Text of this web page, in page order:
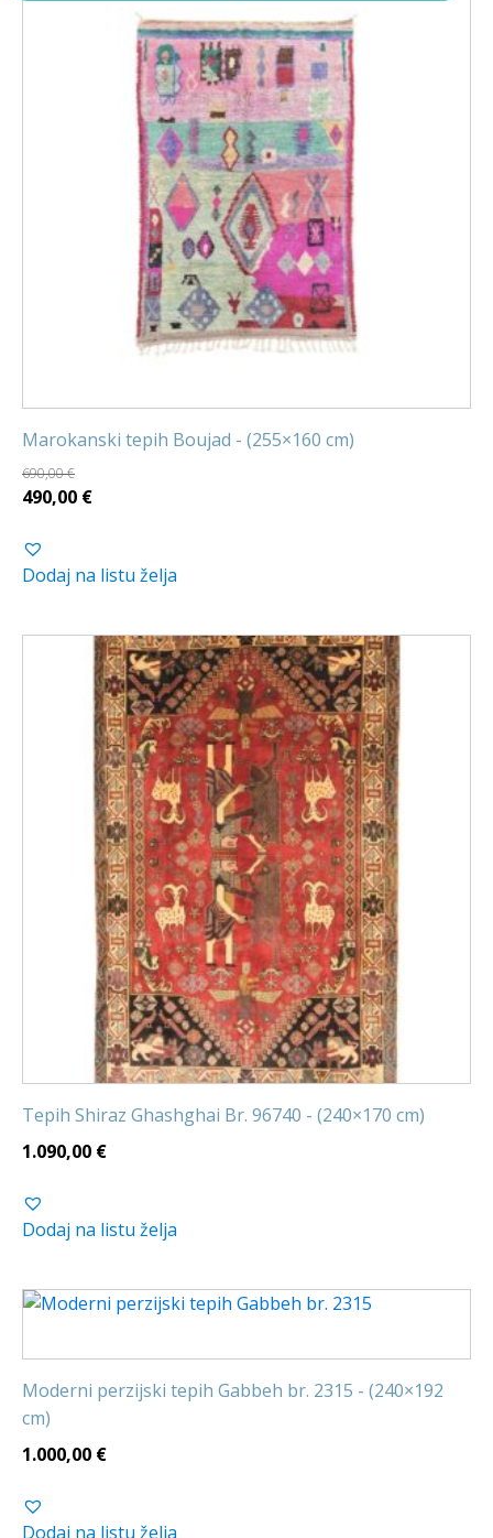
Marokanski tepih Boujad - (255×160 cm)
690,00€
Izvorna
bila
je:
490,00 €Trenutna
490,00 €.
Dodaj na listu želja
Tepih Shiraz Ghashghai Br. 96740 - (240×170 cm)
1.090,00 €
Dodaj na listu želja
Moderni perzijski tepih Gabbeh br. 2315 - (240×192
cm)
1.000,00 €
Dodaj na listu želja